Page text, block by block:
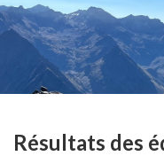
Résultats des